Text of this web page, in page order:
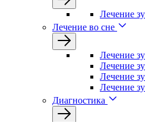
Лечение
Лечение во сне
Лечение
Лечение
Лечение
Лечение
Диагностика